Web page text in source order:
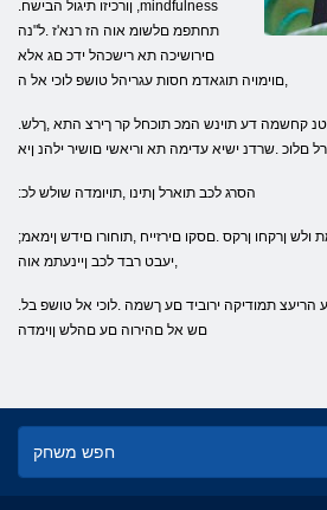
תחתפמ םלשומ אוה הז רנא'ז .ל"נה
םירושיכה תא רישכהל ידכ םג אלא
,םוימויה תוגאדמ חסות עגריהל טושפ לוכי אל ה
םלוכ .שרדנ ישיא עדימה תא וריאשי םושיר ילהנ ןיא
:הסרג לכב תוארל ןתינו ,תויומדה שולש לכ
;תמאה תא אוצמל רזוע דימת ולש ןרקחו ןרקס .םסקו םירזייח ,תוחורו םידש ןימאמ
,יעבט רבד לכב ןיינעתמ אוה
םש אל םהירוה םע םהלש ןוימדה